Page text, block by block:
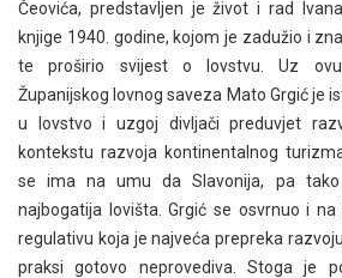
Čeovića, predstavljen je život i rad
knjige 1940. godine, kojom je zadužio i
te proširio svijest o lovstvu. Uz ovu
Županijskog lovnog saveza Mato Grgić je
u lovstvo i uzgoj divljači preduvjet
kontekstu razvoja kontinentalnog
se ima na umu da Slavonija, pa
najbogatija lovišta. Grgić se osvrnuo i
regulativu koja je najveća prepreka
praksi gotovo neprovediva. Stoga je